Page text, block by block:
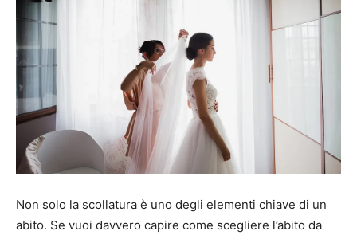
Non solo la scollatura è uno degli elementi chiave di un
abito. Se vuoi davvero capire come scegliere l’abito da